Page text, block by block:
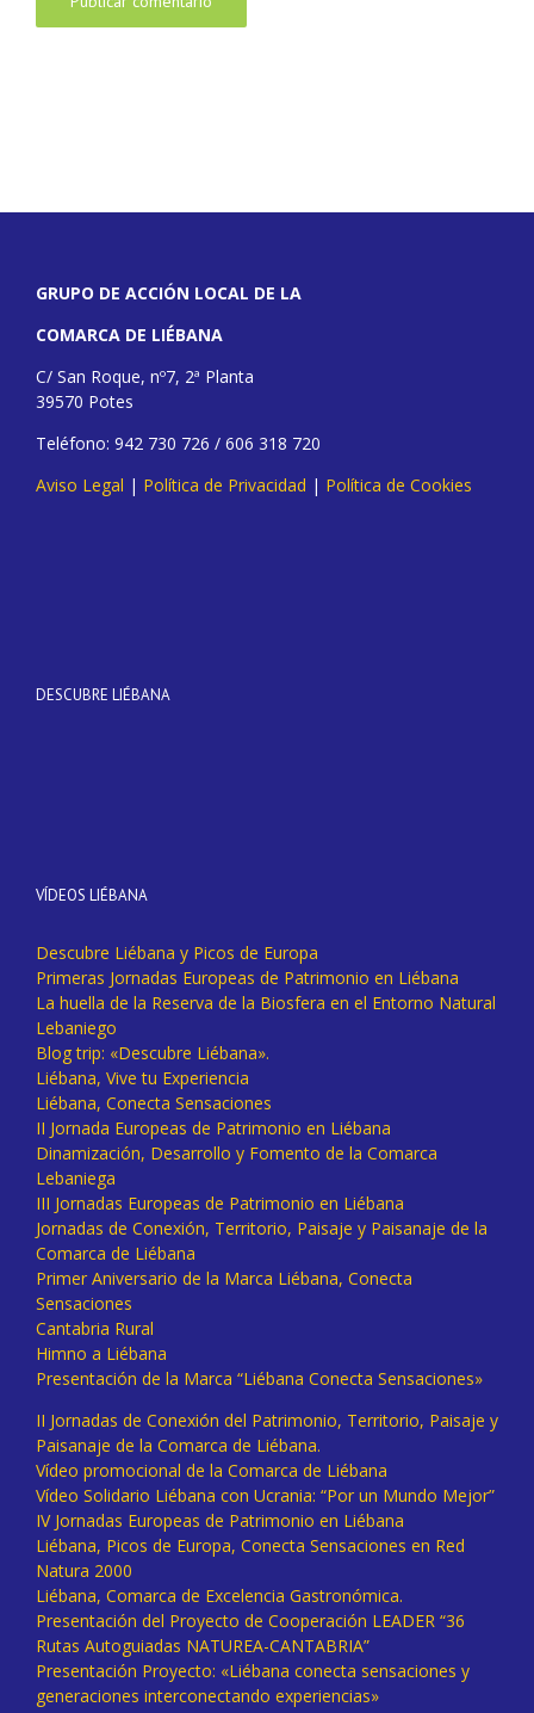
GRUPO DE ACCIÓN LOCAL DE LA
COMARCA DE LIÉBANA
C/ San Roque, nº7, 2ª Planta
39570 Potes
Teléfono: 942 730 726 / 606 318 720
Aviso Legal | Política de Privacidad | Política de Cookies
DESCUBRE LIÉBANA
VÍDEOS LIÉBANA
Descubre Liébana y Picos de Europa
Primeras Jornadas Europeas de Patrimonio en Liébana
La huella de la Reserva de la Biosfera en el Entorno Natural
Lebaniego
Blog trip: «Descubre Liébana».
Liébana, Vive tu Experiencia
Liébana, Conecta Sensaciones
II Jornada Europeas de Patrimonio en Liébana
Dinamización, Desarrollo y Fomento de la Comarca
Lebaniega
III Jornadas Europeas de Patrimonio en Liébana
Jornadas de Conexión, Territorio, Paisaje y Paisanaje de la
Comarca de Liébana
Primer Aniversario de la Marca Liébana, Conecta
Sensaciones
Cantabria Rural
Himno a Liébana
Presentación de la Marca “Liébana Conecta Sensaciones»
II Jornadas de Conexión del Patrimonio, Territorio, Paisaje y
Paisanaje de la Comarca de Liébana.
Vídeo promocional de la Comarca de Liébana
Vídeo Solidario Liébana con Ucrania: “Por un Mundo Mejor”
IV Jornadas Europeas de Patrimonio en Liébana
Liébana, Picos de Europa, Conecta Sensaciones en Red
Natura 2000
Liébana, Comarca de Excelencia Gastronómica.
Presentación del Proyecto de Cooperación LEADER “36
Rutas Autoguiadas NATUREA-CANTABRIA”
Presentación Proyecto: «Liébana conecta sensaciones y
generaciones interconectando experiencias»